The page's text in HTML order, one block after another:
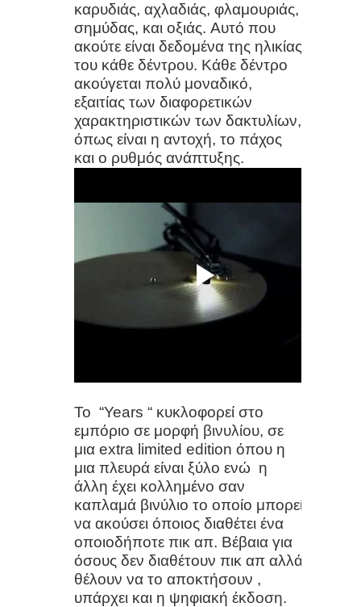
φιλικά προς το περιβάλλον;
Από το take-make-waste στην
κυκλική οικονομία
Οι περίεργες και επικίνδυνες τοξίνες
που κρύβονται στο φαγητό μας
λύση σε πολλά προβλήματα υγείας
Από τα ..σκατά στο φλιτζάνι:
Ανακαλύψτε τους πιο ακριβούς και
παράξενους καφέδες
περιβάλλον
Πώς οι χώροι πρασίνου επιδρούν
στην υγεία μας
Μετά τα 50, κάντε ΑΥΤΟ το απλό
κόλπο με το πιάτο σας και « δύναμη
χωρίς να πατήσετε σε γυμναστήριο
καρυδιάς, αχλαδιάς, φλαμουριάς,
σημύδας, και οξιάς. Αυτό που
ακούτε είναι δεδομένα της ηλικίας
του κάθε δέντρου. Κάθε δέντρο
ακούγεται πολύ μοναδικό,
εξαιτίας των διαφορετικών
χαρακτηριστικών των δακτυλίων,
όπως είναι η αντοχή, το πάχος
και ο ρυθμός ανάπτυξης.
Το “Years “ κυκλοφορεί στο
εμπόριο σε μορφή βινυλίου, σε
μια extra limited edition όπου η
μια πλευρά είναι ξύλο ενώ η
άλλη έχει κολλημένο σαν
καπλαμά βινύλιο το οποίο μπορεί
να ακούσει όποιος διαθέτει ένα
οποιοδήποτε πικ απ. Βέβαια για
όσους δεν διαθέτουν πικ απ αλλά
θέλουν να το αποκτήσουν ,
υπάρχει και η ψηφιακή έκδοση.